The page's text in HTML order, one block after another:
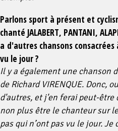
Parlons sport à présent et
chanté JALABERT, PANTANI,
a d'autres chansons
vu le jour ?
Il y a également une chanson
de Richard VIRENQUE. Donc,
d'autres, et j'en ferai peut-être
non plus être le chanteur sur
pas qui n’ont pas vu le jour. Je